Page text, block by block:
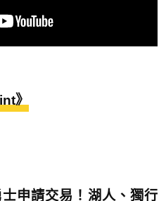
》
申請交易！湖人、獨行